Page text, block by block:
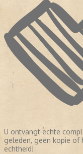
U ontvangt echte
geleden, geen kopie of
echtheid!